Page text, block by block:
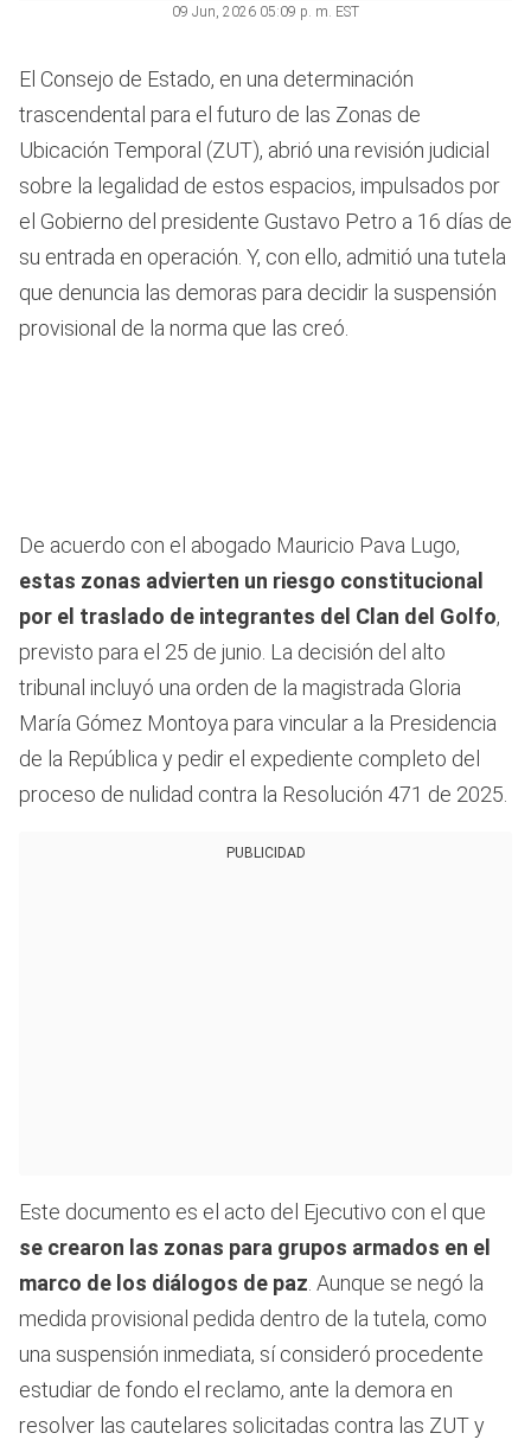
09 Jun, 2026 05:09 p. m. EST
El Consejo de Estado, en una determinación
trascendental para el futuro de las Zonas de
Ubicación Temporal (ZUT), abrió una revisión judicial
sobre la legalidad de estos espacios, impulsados por
el Gobierno del presidente Gustavo Petro a 16 días de
su entrada en operación. Y, con ello, admitió una tutela
que denuncia las demoras para decidir la suspensión
provisional de la norma que las creó.
De acuerdo con el abogado Mauricio Pava Lugo,
estas zonas advierten un riesgo constitucional
por el traslado de integrantes del Clan del Golfo,
previsto para el 25 de junio. La decisión del alto
tribunal incluyó una orden de la magistrada Gloria
María Gómez Montoya para vincular a la Presidencia
de la República y pedir el expediente completo del
proceso de nulidad contra la Resolución 471 de 2025.
PUBLICIDAD
Este documento es el acto del Ejecutivo con el que
se crearon las zonas para grupos armados en el
marco de los diálogos de paz . Aunque se negó la
medida provisional pedida dentro de la tutela, como
una suspensión inmediata, sí consideró procedente
estudiar de fondo el reclamo, ante la demora en
resolver las cautelares solicitadas contra las ZUT y